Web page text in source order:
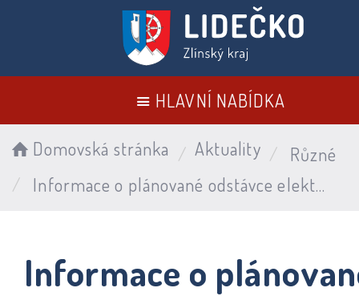
HLAVNÍ NABÍDKA
Domovská stránka Aktuality
Různé
Informace o plánované odstávce elektřiny dne 29. 5. 2026
Informace o